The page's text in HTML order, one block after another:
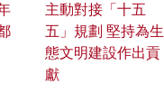
主動對接「十五
五」規劃 堅持為生
態文明建設作出貢
獻